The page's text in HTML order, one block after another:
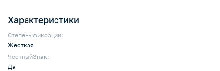
Характеристики
Степень фиксации:
Жесткая
ЧестныйЗнак:
Да